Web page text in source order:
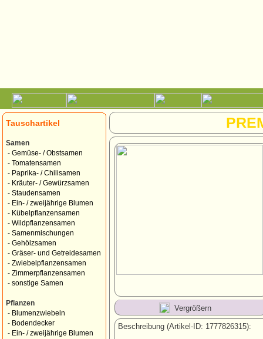
Tauschartikel
Samen
- Gemüse- / Obstsamen
- Tomatensamen
- Paprika- / Chilisamen
- Kräuter- / Gewürzsamen
- Staudensamen
- Ein- / zweijährige Blumen
- Kübelpflanzensamen
- Wildpflanzensamen
- Samenmischungen
- Gehölzsamen
- Gräser- und Getreidesamen
- Zwiebelpflanzensamen
- Zimmerpflanzensamen
- sonstige Samen
Pflanzen
- Blumenzwiebeln
- Bodendecker
- Ein- / zweijährige Blumen
Vergrößern
Beschreibung (Artikel-ID: 1777826315):